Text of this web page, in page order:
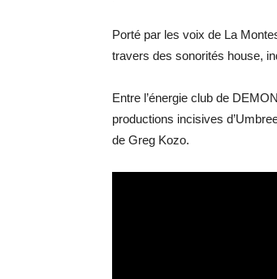
Porté par les voix de La
travers des sonorités house,
Entre l’énergie club de
productions incisives
de Greg Kozo.